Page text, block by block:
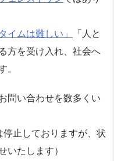
イムは難しい」
「人と
方を受け入れ、社会へ
問い合わせを数多くい
停止しておりますが、状
たします）